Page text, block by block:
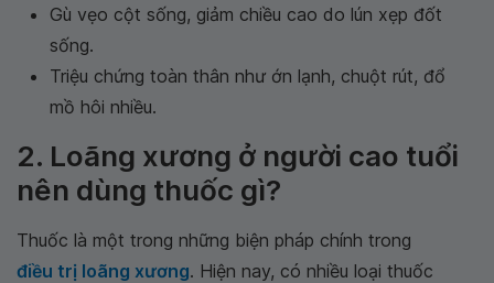
Gù vẹo cột sống, giảm chiều cao do lún xẹp đốt
sống.
Triệu chứng toàn thân như ớn lạnh, chuột rút, đổ
mồ hôi nhiều.
2. Loãng xương ở người cao tuổi
nên dùng thuốc gì?
Thuốc là một trong những biện pháp chính trong
điều trị loãng xương. Hiện nay, có nhiều loại thuốc